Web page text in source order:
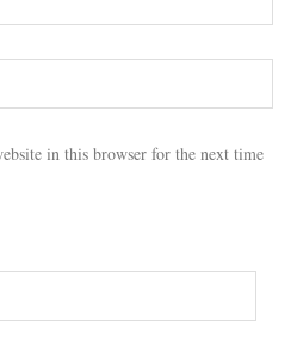
in this browser for the next time